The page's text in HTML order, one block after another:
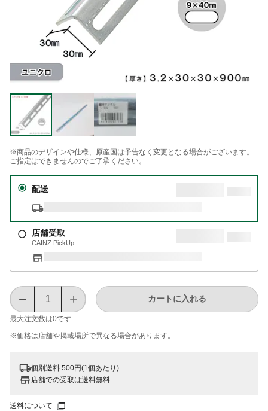
※商品のデザインや仕様、原産国は予告なく変更となる場合がございます。
ご指定はできませんのでご了承ください。
配送
店舗受取
CAINZ PickUp
最大注文数は0です
カートに入れる
※価格は​店舗や​掲載場所で​異なる​場合が​あります。
個別送料 500円(1個あたり)
店舗での受取は送料無料
送料について